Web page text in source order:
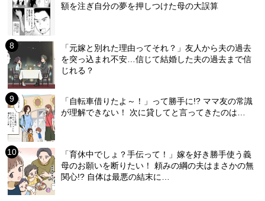
額を注ぎ自分の夢を押しつけた母の大誤算
「元嫁と別れた理由ってそれ？」友人から夫の過去
を突っ込まれ不安…信じて結婚した夫の過去まで信
じれる？
「自転車借りたよ～！」って勝手に!? ママ友の常識
が理解できない！ 次に貸してと言ってきたのは…
「育休中でしょ？手伝って！」嫁を好き勝手使う義
母のお願いを断りたい！ 頼みの綱の夫はまさかの無
関心!? 自体は最悪の結末に…